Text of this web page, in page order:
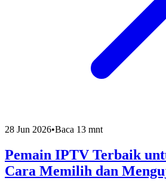
28 Jun 2026•Baca 13 mnt
Pemain IPTV Terbaik
Cara Memilih dan